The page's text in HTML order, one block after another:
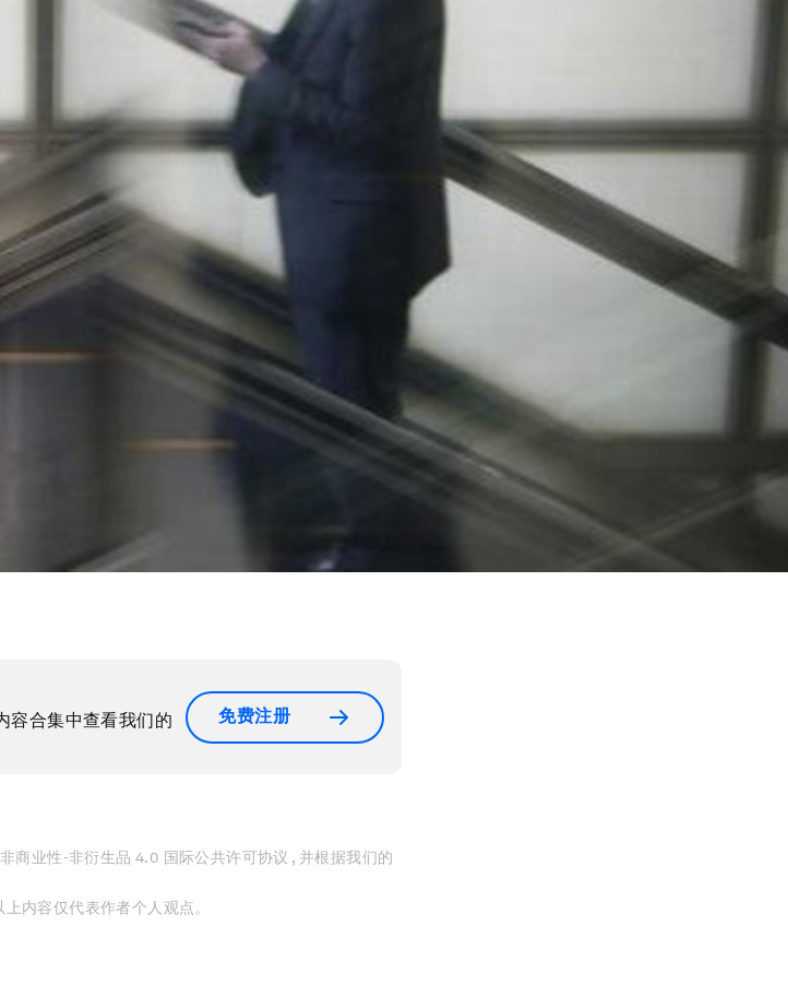
容合集中查看我们的
免费注册
商业性-非衍生品 4.0 国际公共许可协议 , 并根据我们的
内容仅代表作者个人观点。